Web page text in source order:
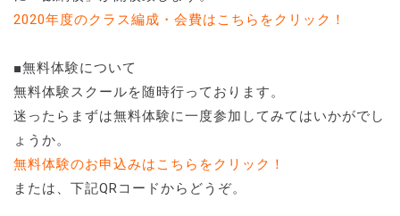
2020年度のクラス編成・会費はこちらをクリック！
■無料体験について
無料体験スクールを随時行っております。
迷ったらまずは無料体験に一度参加してみてはいかがでし
ょうか。
無料体験のお申込みはこちらをクリック！
または、下記QRコードからどうぞ。